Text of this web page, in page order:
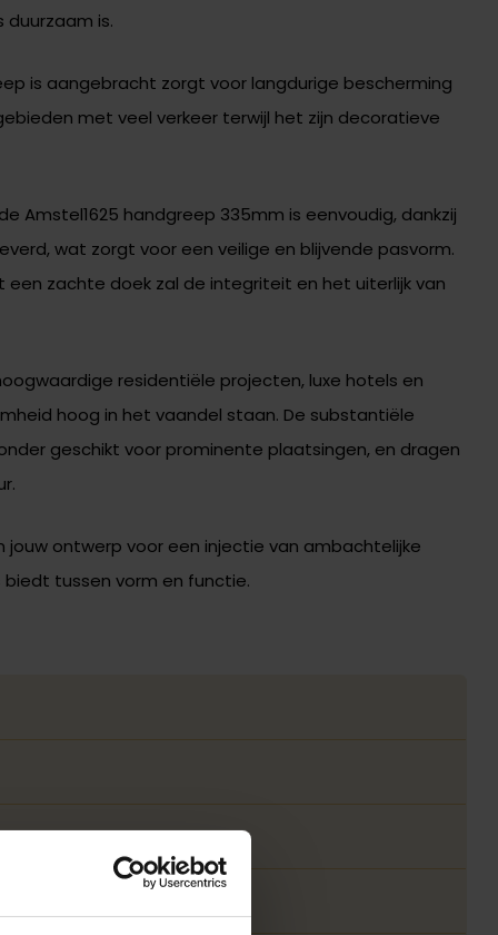
is.
is aangebracht zorgt voor langdurige bescherming
met veel verkeer terwijl het zijn decoratieve
Amstel1625 handgreep 335mm is eenvoudig, dankzij
wat zorgt voor een veilige en blijvende pasvorm.
zachte doek zal de integriteit en het uiterlijk van
residentiële projecten, luxe hotels en
hoog in het vaandel staan. De substantiële
geschikt voor prominente plaatsingen, en dragen
ontwerp voor een injectie van ambachtelijke
tussen vorm en functie.